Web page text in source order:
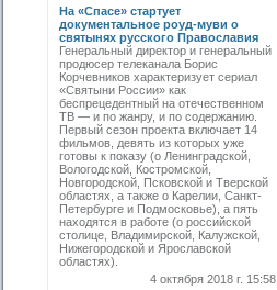
На «Спасе» стартует
документальное роуд-муви о
святынях русского Православия
Генеральный директор и генеральный
продюсер телеканала Борис
Корчевников характеризует сериал
«Святыни России» как
беспрецедентный на отечественном
ТВ — и по жанру, и по содержанию.
Первый сезон проекта включает 14
фильмов, девять из которых уже
готовы к показу (о Ленинградской,
Вологодской, Костромской,
Новгородской, Псковской и Тверской
областях, а также о Карелии, Санкт-
Петербурге и Подмосковье), а пять
находятся в работе (о российской
столице, Владимирской, Калужской,
Нижегородской и Ярославской
областях).
4 октября 2018 г. 15:58